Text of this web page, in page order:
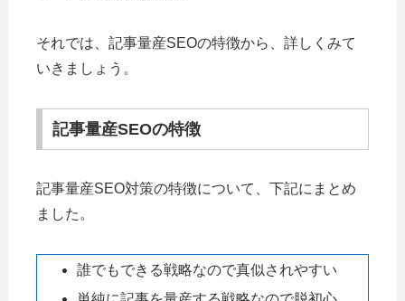
それでは、記事量産SEOの特徴から、詳しくみて
いきましょう。
記事量産SEOの特徴
記事量産SEO対策の特徴について、下記にまとめ
ました。
誰でもできる戦略なので真似されやすい